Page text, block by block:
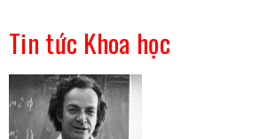
Tin tức Khoa học